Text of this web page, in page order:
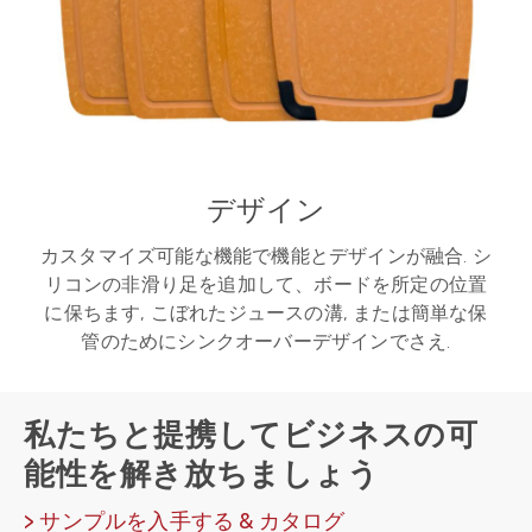
デザイン
カスタマイズ可能な機能で機能とデザインが融合. シ
リコンの非滑り足を追加して、ボードを所定の位置
に保ちます, こぼれたジュースの溝, または簡単な保
管のためにシンクオーバーデザインでさえ.
私たちと提携してビジネスの可
能性を解き放ちましょう
> サンプルを入手する & カタログ